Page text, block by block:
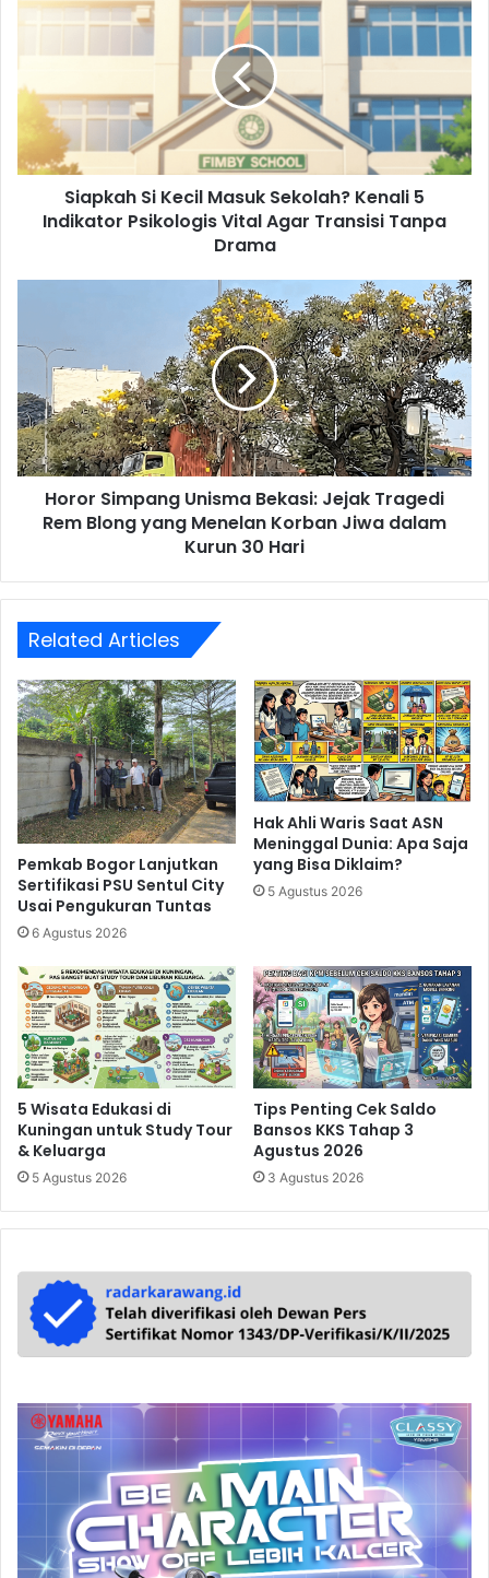
Si
Masuk
Kenali
Indikator
Psikologis
Agar
Siapkah Si Kecil Masuk Sekolah? Kenali 5
Indikator Psikologis Vital Agar Transisi Tanpa
Drama
Bekasi:
Jejak
Tragedi
Rem
Blong
yang
Menelan
Korban
Kurun
Hari
Horor Simpang Unisma Bekasi: Jejak Tragedi
Rem Blong yang Menelan Korban Jiwa dalam
Kurun 30 Hari
Related Articles
Pemkab Bogor Lanjutkan
Sertifikasi PSU Sentul City
Usai Pengukuran Tuntas
6 Agustus 2026
Hak Ahli Waris Saat ASN
Meninggal Dunia: Apa Saja
yang Bisa Diklaim?
5 Agustus 2026
5 Wisata Edukasi di
Kuningan untuk Study Tour
& Keluarga
5 Agustus 2026
Tips Penting Cek Saldo
Bansos KKS Tahap 3
Agustus 2026
3 Agustus 2026